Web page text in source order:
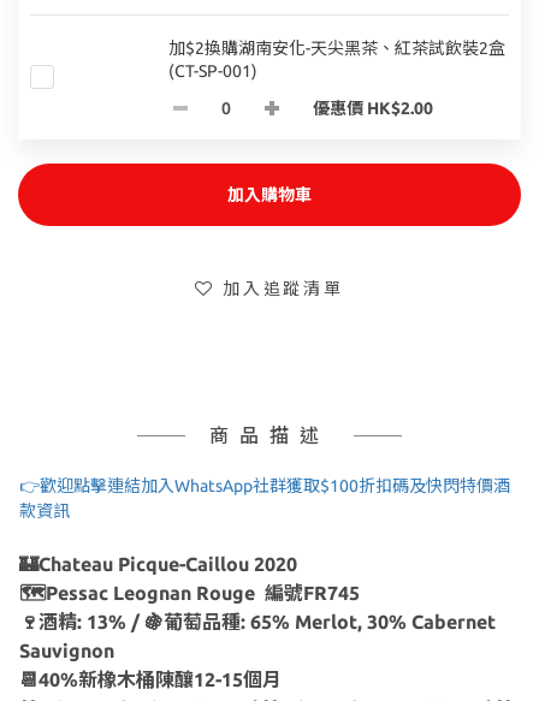
加$2換購湖南安化-天尖黑茶、紅茶試飲裝2盒
(CT-SP-001)
優惠價 HK$2.00
加入購物車
加入追蹤清單
商品描述
👉歡迎點擊連結加入WhatsApp社群獲取$100折扣碼及快閃特價酒
款資訊
🏰Chateau Picque-Caillou 2020
🗺Pessac Leognan Rouge 編號FR745
🍷酒精: 13% / 🍇葡萄品種: 65% Merlot, 30% Cabernet
Sauvignon
📆40%新橡木桶陳釀12-15個月